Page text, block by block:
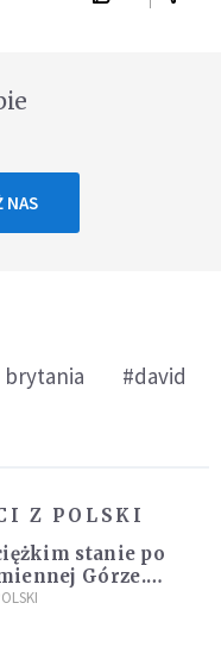
NAS
#david
Z POLSKI
stanie po
Górze.
dwóch